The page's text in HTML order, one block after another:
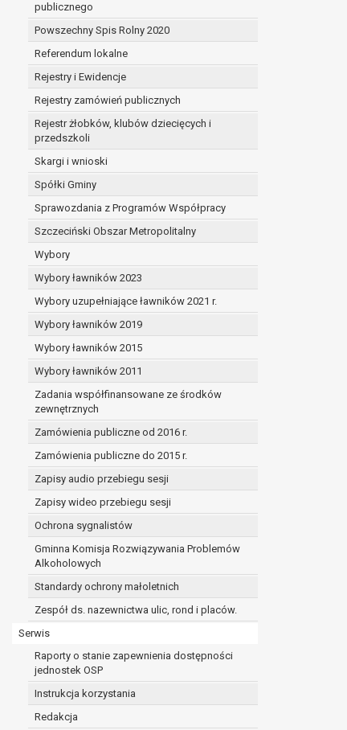
publicznego
Powszechny Spis Rolny 2020
Referendum lokalne
Rejestry i Ewidencje
Rejestry zamówień publicznych
Rejestr żłobków, klubów dziecięcych i
przedszkoli
Skargi i wnioski
Spółki Gminy
Sprawozdania z Programów Współpracy
Szczeciński Obszar Metropolitalny
Wybory
Wybory ławników 2023
Wybory uzupełniające ławników 2021 r.
Wybory ławników 2019
Wybory ławników 2015
Wybory ławników 2011
Zadania współfinansowane ze środków
zewnętrznych
Zamówienia publiczne od 2016 r.
Zamówienia publiczne do 2015 r.
Zapisy audio przebiegu sesji
Zapisy wideo przebiegu sesji
Ochrona sygnalistów
Gminna Komisja Rozwiązywania Problemów
Alkoholowych
Standardy ochrony małoletnich
Zespół ds. nazewnictwa ulic, rond i placów.
Serwis
Raporty o stanie zapewnienia dostępności
jednostek OSP
Instrukcja korzystania
Redakcja